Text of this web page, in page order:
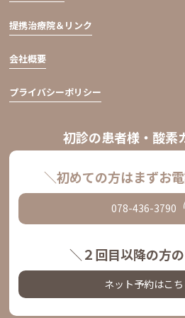
提携治療院＆リンク
会社概要
プライバシーポリシー
初診の患者様・酸素
＼初めての方はまずお
078-436-3790
＼２回目以降の方
ネット予約はこち